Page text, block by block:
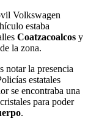
Volkswagen
estaba
Coatzacoalcos y
la zona.
notar la presencia
estatales
se encontraba una
para poder
.